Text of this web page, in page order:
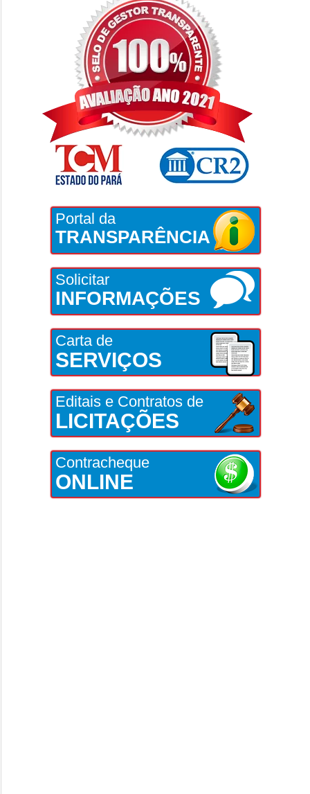
Portal da
TRANSPARÊNCIA
Solicitar
INFORMAÇÕES
Carta de
SERVIÇOS
Editais e Contratos de
LICITAÇÕES
Contracheque
ONLINE